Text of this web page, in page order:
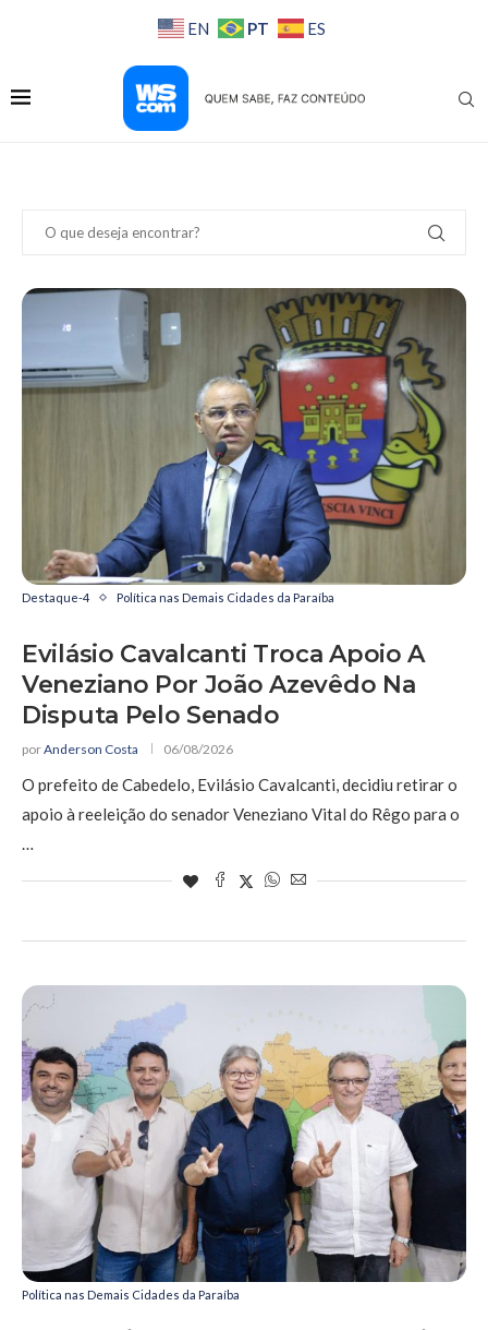
EN PT ES
Destaque-4 Política nas Demais Cidades da Paraíba
Evilásio Cavalcanti Troca Apoio A
Veneziano Por João Azevêdo Na
Disputa Pelo Senado
porAnderson Costa 06/08/2026
O prefeito de Cabedelo, Evilásio Cavalcanti, decidiu retirar o
apoio à reeleição do senador Veneziano Vital do Rêgo para o
…
Política nas Demais Cidades da Paraíba